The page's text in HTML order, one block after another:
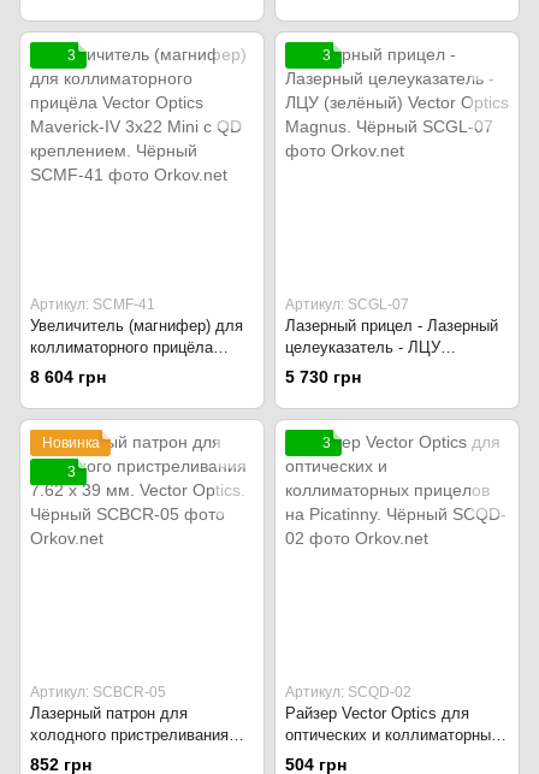
3
Артикул: SCMF-41
Увеличитель (магнифер) для
коллиматорного прицёла
Vector Optics Maverick-IV 3x22
Mini с QD креплением.
Чёрный
8 604 грн
3
Артикул: SCGL-07
Лазерный прицел - Лазерный
целеуказатель - ЛЦУ
(зелёный) Vector Optics
Magnus. Чёрный
5 730 грн
Новинка
3
Артикул: SCBCR-05
Лазерный патрон для
холодного пристреливания
7.62 x 39 мм. Vector Optics.
852 грн
3
Артикул: SCQD-02
Райзер Vector Optics для
оптических и коллиматорных
прицелов на Picatinny. Чёрный
504 грн